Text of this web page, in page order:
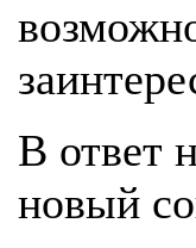
В ответ
новый